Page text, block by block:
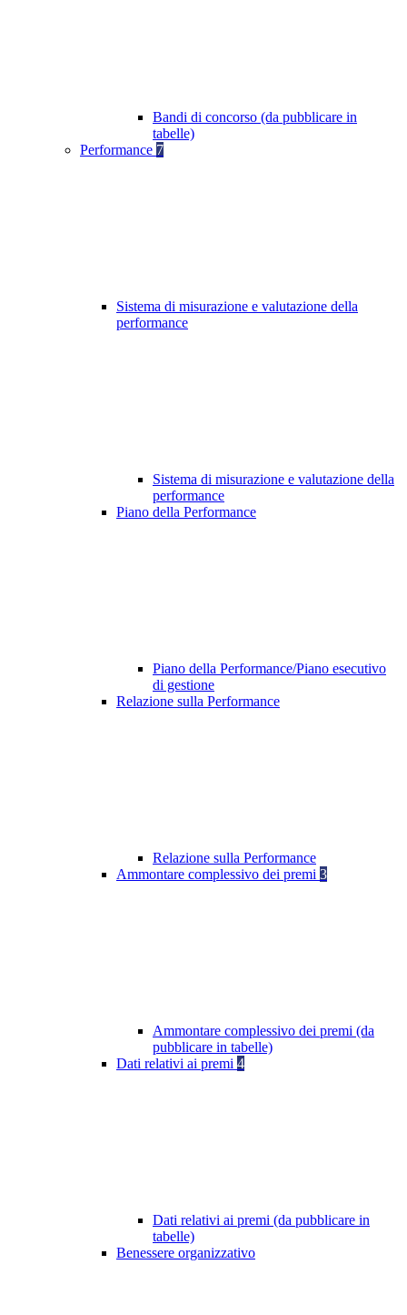
Bandi di concorso (da pubblicare in
tabelle)
Performance 7
Sistema di misurazione e valutazione della
performance
Sistema di misurazione e valutazione della
performance
Piano della Performance
Piano della Performance/Piano esecutivo
di gestione
Relazione sulla Performance
Relazione sulla Performance
Ammontare complessivo dei premi 3
Ammontare complessivo dei premi (da
pubblicare in tabelle)
Dati relativi ai premi 4
Dati relativi ai premi (da pubblicare in
tabelle)
Benessere organizzativo